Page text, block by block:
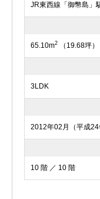
JR東西線「御幣島
65.10m2 （19.68坪）
3LDK
2012年02月（平成24
10 階 ／ 10 階